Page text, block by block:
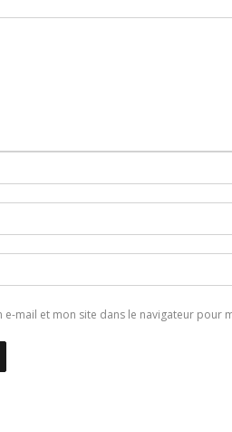
e-mail et mon site dans le navigateur pour